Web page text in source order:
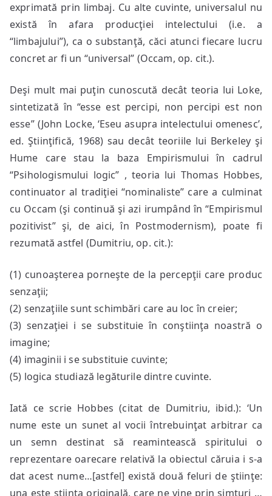
exprimată prin limbaj. Cu alte cuvinte, universalul nu
există în afara producţiei intelectului (i.e. a
“limbajului”), ca o substanţă, căci atunci fiecare lucru
concret ar fi un “universal” (Occam, op. cit.).
Deşi mult mai puţin cunoscută decât teoria lui Loke,
sintetizată în “esse est percipi, non percipi est non
esse” (John Locke, ‘Eseu asupra intelectului omenesc’,
ed. Ştiinţifică, 1968) sau decât teoriile lui Berkeley şi
Hume care stau la baza Empirismului în cadrul
“Psihologismului logic” , teoria lui Thomas Hobbes,
continuator al tradiţiei “nominaliste” care a culminat
cu Occam (şi continuă şi azi irumpând în “Empirismul
pozitivist” şi, de aici, în Postmodernism), poate fi
rezumată astfel (Dumitriu, op. cit.):
(1) cunoaşterea porneşte de la percepţii care produc
senzaţii;
(2) senzaţiile sunt schimbări care au loc în creier;
(3) senzaţiei i se substituie în conştiinţa noastră o
imagine;
(4) imaginii i se substituie cuvinte;
(5) logica studiază legăturile dintre cuvinte.
Iată ce scrie Hobbes (citat de Dumitriu, ibid.): ‘Un
nume este un sunet al vocii întrebuinţat arbitrar ca
un semn destinat să reamintească spiritului o
reprezentare oarecare relativă la obiectul căruia i s-a
dat acest nume…[astfel] există două feluri de ştiinţe:
una este ştiinţa originală, care ne vine prin simţuri …